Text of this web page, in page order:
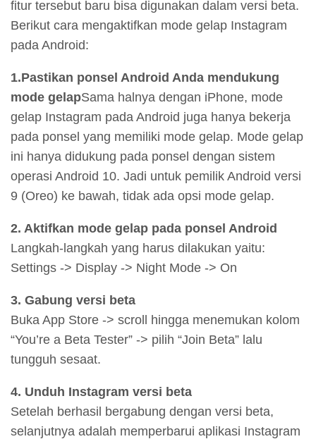
fitur tersebut baru bisa digunakan dalam versi beta.
Berikut cara mengaktifkan mode gelap Instagram
pada Android:
1.Pastikan ponsel Android Anda mendukung
mode gelapSama halnya dengan iPhone, mode
gelap Instagram pada Android juga hanya bekerja
pada ponsel yang memiliki mode gelap. Mode gelap
ini hanya didukung pada ponsel dengan sistem
operasi Android 10. Jadi untuk pemilik Android versi
9 (Oreo) ke bawah, tidak ada opsi mode gelap.
2. Aktifkan mode gelap pada ponsel Android
Langkah-langkah yang harus dilakukan yaitu:
Settings -> Display -> Night Mode -> On
3. Gabung versi beta
Buka App Store -> scroll hingga menemukan kolom
“You’re a Beta Tester” -> pilih “Join Beta” lalu
tungguh sesaat.
4. Unduh Instagram versi beta
Setelah berhasil bergabung dengan versi beta,
selanjutnya adalah memperbarui aplikasi Instagram